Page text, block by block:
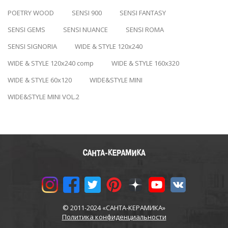
POETRY WOOD
SENSI 900
SENSI FANTASY
SENSI GEMS
SENSI NUANCE
SENSI ROMA
SENSI SIGNORIA
WIDE & STYLE 120x240
WIDE & STYLE 120x240 comp
WIDE & STYLE 160x320
WIDE & STYLE 60x120
WIDE&STYLE MINI
WIDE&STYLE MINI VOL.2
© 2011-2024 «САНТА-КЕРАМИКА»
Политика конфиденциальности